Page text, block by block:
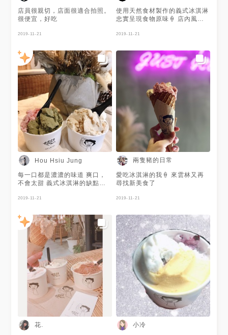
ig來追一下：
https://www.instagram.com/
店員很親切，店面很適合拍照。
很便宜，好吃
2019-11-21
使用天然食材製作的義式冰淇淋
忠實呈現食物原味🍦 店內風格
巴蕊花生是招牌口味最濃郁，唐
香的茶口味 手標泰式奶茶則是
把最道地的泰奶搬來雲林了🤩
夏天一定要吃的愛文芒果🥭也會
不定期供應喔！
2019-11-21
Hou Hsiu Jung
每一口都是濃濃的味道 爽口，
不會太甜 義式冰淇淋的缺點就
2019-11-21
兩隻豬的日常
愛吃冰淇淋的我🍦 來雲林又再
尋找新美食了
2019-11-21
花. 小冷